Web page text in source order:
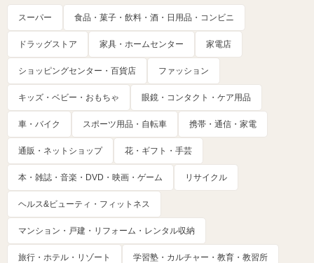
スーパー 食品・菓子・飲料・酒・日用品・コンビニ
ドラッグストア 家具・ホームセンター 家電店
ショッピングセンター・百貨店 ファッション
キッズ・ベビー・おもちゃ 眼鏡・コンタクト・ケア用品
車・バイク スポーツ用品・自転車 携帯・通信・家電
通販・ネットショップ 花・ギフト・手芸
本・雑誌・音楽・DVD・映画・ゲーム リサイクル
ヘルス&ビューティ・フィットネス
マンション・戸建・リフォーム・レンタル収納
旅行・ホテル・リゾート 学習塾・カルチャー・教育・教習所